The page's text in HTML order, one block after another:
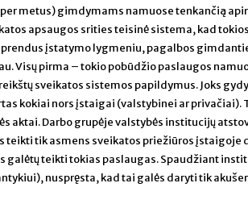
metus) gimdymams namuose tenkančią
apsaugos srities teisinė sistema, kad
įstatymo lygmeniu, pagalbos
Visų pirma – tokio pobūdžio paslaugos
sveikatos sistemos papildymus. Joks
kokiai nors įstaigai (valstybinei ar privačiai).
aktai. Darbo grupėje valstybės institucijų
teikti tik asmens sveikatos priežiūros įstaigoje
galėtų teikti tokias paslaugas. Spaudžiant
nuspręsta, kad tai galės daryti tik